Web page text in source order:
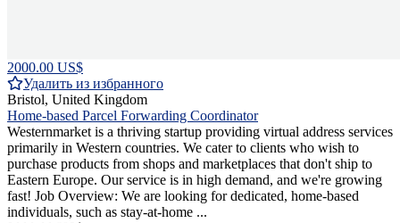
2000.00 US$
Удалить из избранного
Bristol, United Kingdom
Home-based Parcel Forwarding Coordinator
Westernmarket is a thriving startup providing virtual address services
primarily in Western countries. We cater to clients who wish to
purchase products from shops and marketplaces that don't ship to
Eastern Europe. Our service is in high demand, and we're growing
fast! Job Overview: We are looking for dedicated, home-based
individuals, such as stay-at-home ...